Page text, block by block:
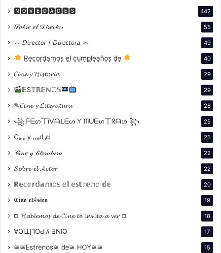
(1990). Tras un retiro temporal, regresó a la pantalla
grande con “Jardines de piedra” (1987) y
continuó con actuaciones memorables en “Dick Tracy”
Ed Deline en “Las Vegas” (2003-2007) y prestó su voz
a videojuegos de “El Padrino” (2006-2007 (2)- 2009).
Su capacidad de para reinventarse y su autenticidad
en cada papel dejaron un legado perdurable en
Hollywood.
🅽🅾🆅🅴🅳🅰🅳🅴🆂 442
𝒮𝑜𝒷𝓇𝑒 𝑒𝓁 𝒟𝒾𝓇𝑒𝒸𝓉𝑜𝓇 55
෴ 𝘋𝘪𝘳𝘦𝘤𝘵𝘰𝘳 / 𝘋𝘪𝘳𝘦𝘤𝘵𝘰𝘳𝘢 ෴ 49
R͙e͙c͙o͙r͙d͙a͙m͙o͙s͙ e͙l͙ c͙u͙m͙p͙l͙e͙a͙ño͙s͙ d͙e͙ 40
𝓒𝓲𝓷𝓮 𝔂 𝓗𝓲𝓼𝓽𝓸𝓻𝓲𝓪 29
𝔼S𝕋ℝ𝔼ℕ𝕆𝕊 29
✎𝓒𝓲𝓷𝓮 𝔂 𝓛𝓲𝓽𝓮𝓻𝓪𝓽𝓾𝓻𝓪 28
꧁ ᖴᗴᔕ丅Ꭵᐯᗩᒪᗴᔕ Ƴ ᗰᑌᗴᔕ丅ᖇᗩᔕ ꧂ 25
Cᵢₙₑ y ᵣₑₗᵢdₐd 25
𝒞𝒾𝓃𝑒 𝓎 𝓁𝒾𝓉𝑒𝓇𝒶𝓉𝓊𝓇𝒶 22
𝓢𝓸𝓫𝓻𝓮 𝓮𝓵 𝓐𝓬𝓽𝓸𝓻 22
ℝ𝕖𝕔𝕠𝕣𝕕𝕒𝕞𝕠𝕤 𝕖𝕝 𝕖𝕤𝕥𝕣𝕖𝕟𝕠 𝕕𝕖 20
𝕮𝖎𝖓𝖊 𝖈𝖑á𝖘𝖎𝖈𝖔 19
¤ 𝓗𝓪𝓫𝓵𝓮𝓶𝓸𝓼 𝓭𝓮 𝓒𝓲𝓷𝓮 𝓽𝓮 𝓲𝓷𝓿𝓲𝓽𝓪 𝓪 𝓿𝓮𝓻 ¤ 18
∀ϽIꓕI̗⅂OԀ ʎ ƎNIϽ 17
≋≋Estrenos≋ de≋ HOY≋≋ 15